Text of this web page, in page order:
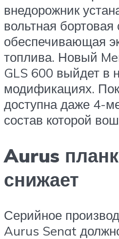
внедорожник
вольтная бортовая
обеспечивающая
топлива. Новый
GLS 600 выйдет в
модификациях.
доступна даже 4-
состав которой
Aurus
снижает
Серийное
Aurus Senat